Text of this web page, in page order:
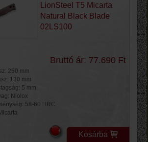
LionSteel T5 Micarta
Natural Black Blade
02LS100
Bruttó ár: 77.690 Ft
250 mm
130 mm
5 mm
Niolox
58-60 HRC
Kosárba